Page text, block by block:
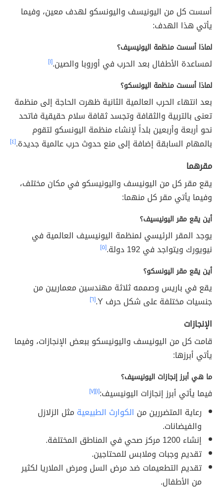
أسست كل من اليونيسف واليونسكو لهدف معين، وفيما
يأتي هذا الهدف:
لماذا أسست منظمة اليونيسيف؟
لمساعدة الأطفال بعد الحرب في أوروبا والصين.[١]
لماذا أسست منظمة اليونسكو؟
بعد انتهاء الحرب العالمية الثانية ظهرت الحاجة إلى منظمة
تعنى بالتربية والثقافة وتجسد ثقافة سلام حقيقية فاتحد
نحو أربعة وأربعين بلداً لإنشاء منظمة اليونسكو لتقوم
بالمهام السابقة إضافة إلى منع حدوث حرب عالمية جديدة.[٤]
مقرهما
يقع مقر كل من اليونيسف واليونيسكو في مكان مختلف،
وفيما يأتي مقر كل منهما:
أين يقع مقر اليونيسيف؟
يوجد المقر الرئيسي لمنظمة اليونيسيف العالمية في
نيويورك ويتواجد في 192 دولة.
[٥]
أين يقع مقر اليونسكو؟
يقع في باريس وصممه ثلاثة مهندسين معماريين من
جنسيات مختلفة على شكل حرف Y.
[٦]
الإنجازات
قامت كل من اليونيسف واليونيسكو ببعض الإنجازات، وفيما
يأتي أبرزها:
ما هي أبرز إنجازات اليونيسيف؟
فيما يأتي أبرز إنجازات اليونيسيف:[١] [٧]
رعاية المتضررين من الكوارث الطبيعية مثل الزلازل
والفيضانات.
إنشاء 1200 مركز صحي في المناطق المختلفة.
تقديم وجبات وملابس للمحتاجين.
تقديم التطعيمات ضد مرض السل ومرض الملاريا لكثير
من الأطفال.